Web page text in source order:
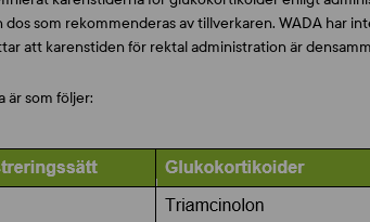
dos som rekommenderas av tillverkaren. WADA har
att karenstiden för rektal administration är
är som följer: